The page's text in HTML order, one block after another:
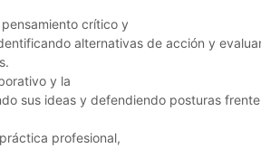
crítico y
alternativas de acción y
y la
sus ideas y defendiendo posturas
profesional,